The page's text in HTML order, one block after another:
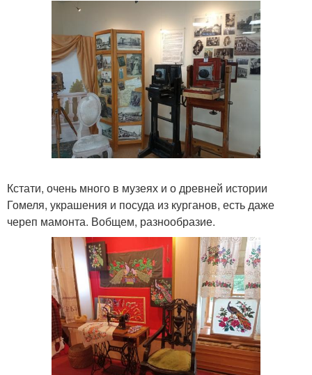
Кстати, очень много в музеях и о древней истории
Гомеля, украшения и посуда из курганов, есть даже
череп мамонта. Вобщем, разнообразие.